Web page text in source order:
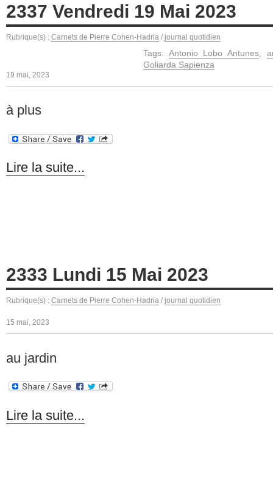
2337 Vendredi 19 Mai 2023
Rubrique(s) : Carnets de Pierre Cohen-Hadria / journal quotidien
Tags: Antonio Lobo Antunes
Goliarda Sapienza
19 mai, 2023
à plus
Lire la suite...
2333 Lundi 15 Mai 2023
Rubrique(s) : Carnets de Pierre Cohen-Hadria / journal quotidien
15 mai, 2023
au jardin
Lire la suite...